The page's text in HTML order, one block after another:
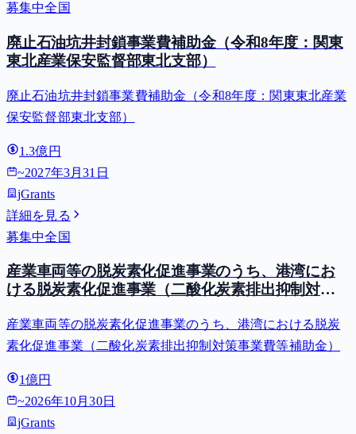
募集中全国
廃止石油坑井封鎖事業費補助金（令和8年度：関東
東北産業保安監督部東北支部）
廃止石油坑井封鎖事業費補助金（令和8年度：関東東北産業
保安監督部東北支部）
1.3億円
~2027年3月31日
jGrants
詳細を見る
募集中全国
産業車両等の脱炭素化促進事業のうち、港湾にお
ける脱炭素化促進事業（二酸化炭素排出抑制対策
産業車両等の脱炭素化促進事業のうち、港湾における脱炭
素化促進事業（二酸化炭素排出抑制対策事業費等補助金）
1億円
~2026年10月30日
jGrants